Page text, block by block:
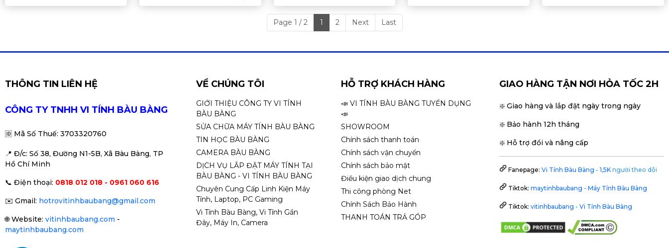
Page 1 / 2 1 2 Next Last
THÔNG TIN LIÊN HỆ
CÔNG TY TNHH VI TÍNH BÀU BÀNG
🆔 Mã Số Thuế: 3703320760
📍 Đ/c: Số 38, Đường N1-5B, Xã Bàu Bàng, TP
Hồ Chí Minh
📞 Điện thoại: 0818 012 018 - 0961 060 616
✉️ Gmail: hotrovitinhbaubang@gmail.com
🌐Website: vitinhbaubang.com -
maytinhbaubang.com
VỀ CHÚNG TÔI
GIỚI THIỆU CÔNG TY VI TÍNH
BÀU BÀNG
SỬA CHỮA MÁY TÍNH BÀU BÀNG
TIN HỌC BÀU BÀNG
CAMERA BÀU BÀNG
DỊCH VỤ LẮP ĐẶT MÁY TÍNH TẠI
BÀU BÀNG - VI TÍNH BÀU BÀNG
Chuyên Cung Cấp Linh Kiện Máy
Tính, Laptop, PC Gaming
Vi Tính Bàu Bàng, Vi Tính Gần
Đây, Máy In, Camera
HỖ TRỢ KHÁCH HÀNG
📣 VI TÍNH BÀU BÀNG TUYỂN DỤNG
📣
SHOWROOM
Chính sách thanh toán
Chính sách vận chuyển
Chính sách bảo mật
Điều kiện giao dịch chung
Thi công phòng Net
Chính Sách Bảo Hành
THANH TOÁN TRẢ GÓP
GIAO HÀNG TẬN NƠI HỎA TỐC 2H
❇️ Giao hàng và lắp đặt ngày trong ngày
❇️ Bảo hành 12h tháng
❇️ Hỗ trợ đổi và nâng cấp
Fanepage: Vi Tính Bàu Bàng - 1,5K người theo dõi
Tiktok: maytinhbaubang - Máy Tính Bàu Bàng
Tiktok: vitinhbaubang - Vi Tính Bàu Bàng